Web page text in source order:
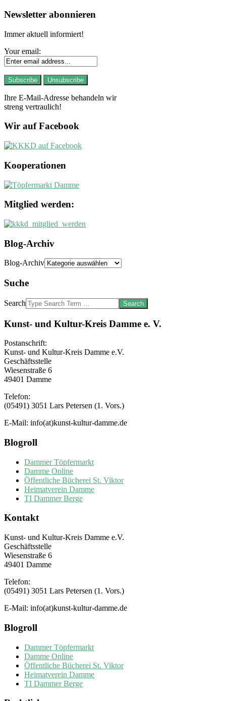
Newsletter abonnieren
Immer aktuell informiert!
Your email:
Ihre E-Mail-Adresse behandeln wir
streng vertraulich!
Wir auf Facebook
Kooperationen
Mitglied werden:
Blog-Archiv
Blog-Archiv
Suche
Search
Kunst- und Kultur-Kreis Damme e. V.
Postanschrift:
Kunst- und Kultur-Kreis Damme e.V.
Geschäftsstelle
Wiesenstraße 6
49401 Damme
Telefon:
(05491) 3051 Lars Petersen (1. Vors.)
E-Mail: info(at)kunst-kultur-damme.de
Blogroll
Dammer Töpfermarkt
Damme Online
Öffentliche Bücherei St. Viktor
Heimatverein Damme
TI Dammer Berge
Kontakt
Kunst- und Kultur-Kreis Damme e.V.
Geschäftsstelle
Wiesenstraße 6
49401 Damme
Telefon:
(05491) 3051 Lars Petersen (1. Vors.)
E-Mail: info(at)kunst-kultur-damme.de
Blogroll
Dammer Töpfermarkt
Damme Online
Öffentliche Bücherei St. Viktor
Heimatverein Damme
TI Dammer Berge